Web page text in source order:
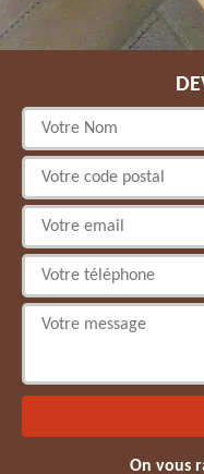
On vous